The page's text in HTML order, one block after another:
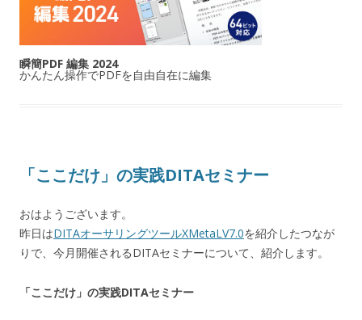
瞬簡PDF 編集 2024
かんたん操作でPDFを自由自在に編集
「ここだけ」の実践DITAセミナー
おはようございます。
昨日はDITAオーサリングツールXMetaLV7.0を紹介したつなが
りで、今月開催されるDITAセミナーについて、紹介します。
「ここだけ」の実践DITAセミナー